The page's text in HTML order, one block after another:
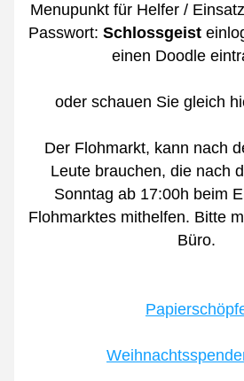
Menupunkt für Helfer /
Passwort: Schlossgeist
einen Doodle
oder schauen Sie gleich
Der Flohmarkt, kann nach
Leute brauchen, die nach
Sonntag ab 17:00h beim
Flohmarktes mithelfen. Bitte
Büro.